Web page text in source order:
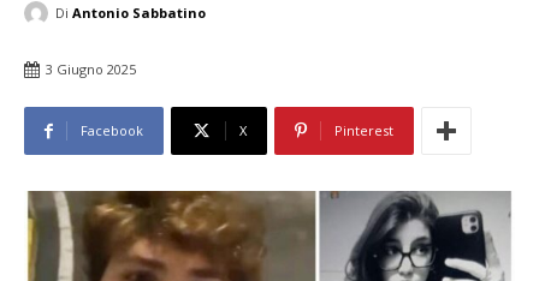
Di Antonio Sabbatino
3 Giugno 2025
Facebook X Pinterest